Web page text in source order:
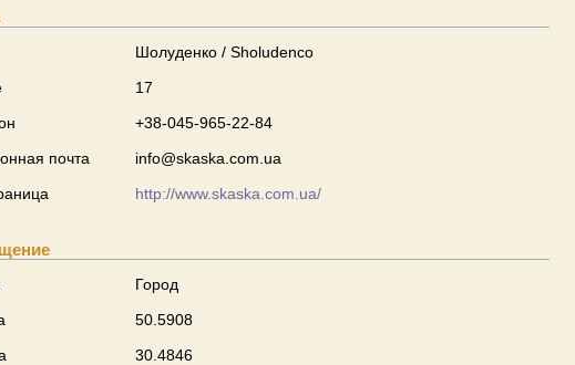
Шолуденко / Sholudenco
17
+38-045-965-22-84
почта
info@skaska.com.ua
http://www.skaska.com.ua/
Город
50.5908
30.4846